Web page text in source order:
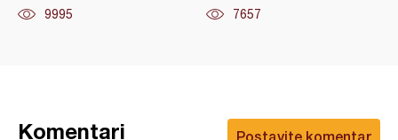
9995 7657
Postavite komentar
Komentari